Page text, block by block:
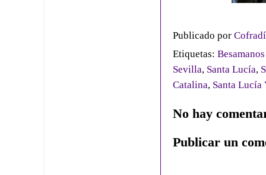
Publicado por
Etiquetas:
Sevilla, Santa Lucía,
Catalina, Santa
No hay
Publicar un